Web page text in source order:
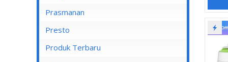
Pompa Air Shimizu
Prasmanan
Presto
Produk Terbaru